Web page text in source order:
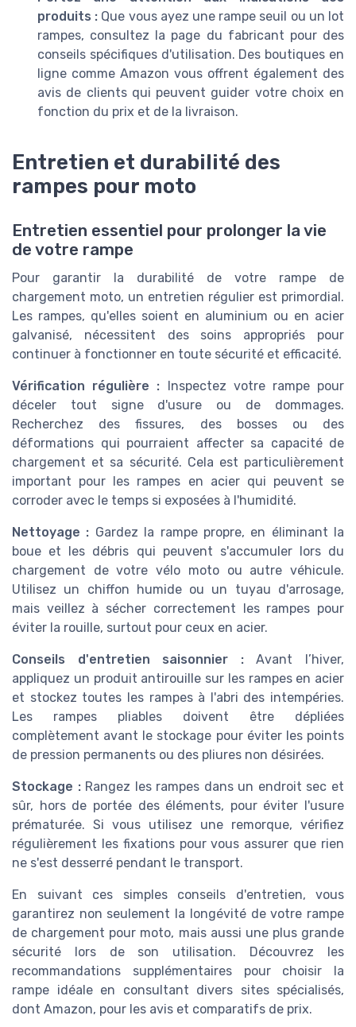
produits : Que vous ayez une rampe seuil ou un lot
rampes, consultez la page du fabricant pour des
conseils spécifiques d'utilisation. Des boutiques en
ligne comme Amazon vous offrent également des
avis de clients qui peuvent guider votre choix en
fonction du prix et de la livraison.
Entretien et durabilité des
rampes pour moto
Entretien essentiel pour prolonger la vie
de votre rampe
Pour garantir la durabilité de votre rampe de
chargement moto, un entretien régulier est primordial.
Les rampes, qu'elles soient en aluminium ou en acier
galvanisé, nécessitent des soins appropriés pour
continuer à fonctionner en toute sécurité et efficacité.
Vérification régulière : Inspectez votre rampe pour
déceler tout signe d'usure ou de dommages.
Recherchez des fissures, des bosses ou des
déformations qui pourraient affecter sa capacité de
chargement et sa sécurité. Cela est particulièrement
important pour les rampes en acier qui peuvent se
corroder avec le temps si exposées à l'humidité.
Nettoyage : Gardez la rampe propre, en éliminant la
boue et les débris qui peuvent s'accumuler lors du
chargement de votre vélo moto ou autre véhicule.
Utilisez un chiffon humide ou un tuyau d'arrosage,
mais veillez à sécher correctement les rampes pour
éviter la rouille, surtout pour ceux en acier.
Conseils d'entretien saisonnier :Avant l’hiver,
appliquez un produit antirouille sur les rampes en acier
et stockez toutes les rampes à l'abri des intempéries.
Les rampes pliables doivent être dépliées
complètement avant le stockage pour éviter les points
de pression permanents ou des pliures non désirées.
Stockage :Rangez les rampes dans un endroit sec et
sûr, hors de portée des éléments, pour éviter l'usure
prématurée. Si vous utilisez une remorque, vérifiez
régulièrement les fixations pour vous assurer que rien
ne s'est desserré pendant le transport.
En suivant ces simples conseils d'entretien, vous
garantirez non seulement la longévité de votre rampe
de chargement pour moto, mais aussi une plus grande
sécurité lors de son utilisation. Découvrez les
recommandations supplémentaires pour choisir la
rampe idéale en consultant divers sites spécialisés,
dont Amazon, pour les avis et comparatifs de prix.